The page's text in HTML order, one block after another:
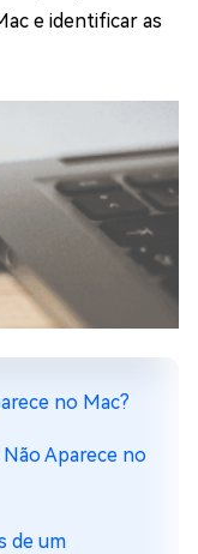
e identificar as
no Mac?
Aparece no
de um